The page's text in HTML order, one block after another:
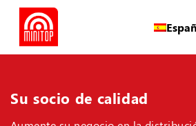
Su socio de calidad